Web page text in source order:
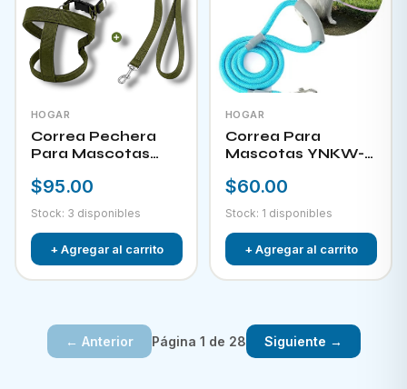
HOGAR
Correa Pechera
Para Mascotas
$95.00
Stock: 3 disponibles
+ Agregar al carrito
HOGAR
Correa Para
Mascotas YNKW-
$60.00
Stock: 1 disponibles
+ Agregar al carrito
← Anterior Página 1 de 28 Siguiente →